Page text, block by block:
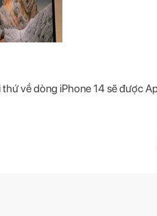
về dòng iPhone 14 sẽ được